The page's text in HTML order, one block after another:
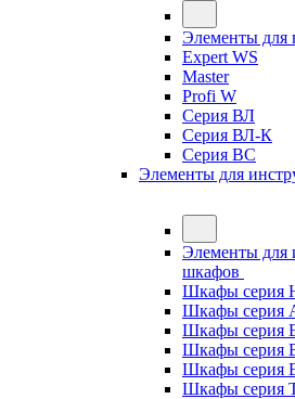
Элементы для
Expert WS
Master
Profi W
Серия ВЛ
Серия ВЛ-К
Серия ВС
Элементы для
Элементы для
шкафов
Шкафы серия
Шкафы
Шкафы серия
Шкафы серия
Шкафы серия
Шкафы серия